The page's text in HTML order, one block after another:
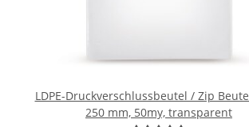
LDPE-Druckverschlussbeutel / Zip Beutel
250 mm, 50my, transparent